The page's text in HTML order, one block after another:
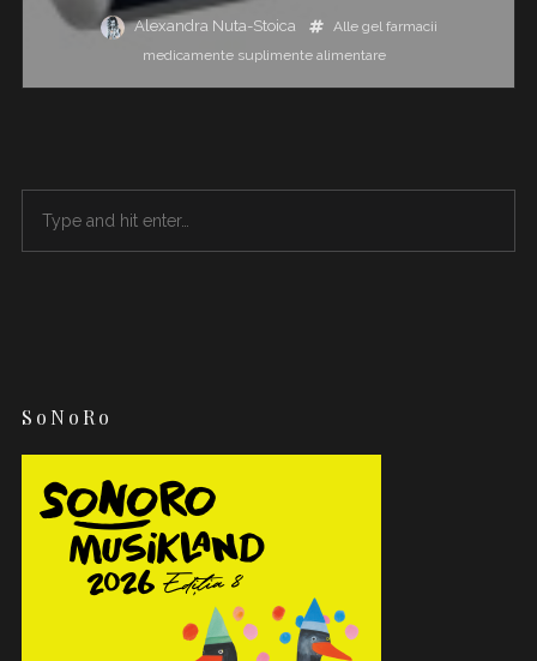
Alexandra Nuta-Stoica Alle gel farmacii
medicamente suplimente alimentare
SoNoRo